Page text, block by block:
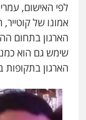
לפי האישום,
אמונו של קוטייר,
הארגון בתחום
שימש גם הוא
הארגון בתקופות